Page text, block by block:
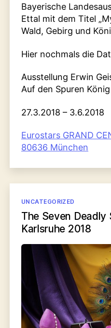
Bayerische
Ettal mit dem Titel
Wald, Gebirg und
Hier nochmals die
Ausstellung Erwin
Auf den Spuren
27.3.2018 – 3.6.2018
Eurostars GRAND
80636 München
Kategorien
UNCATEGORIZED
The Seven Deadly
Karlsruhe 2018